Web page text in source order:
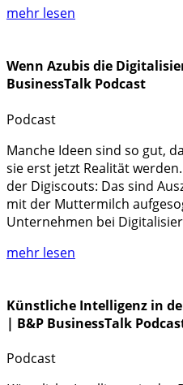
mehr lesen
Wenn Azubis die
BusinessTalk Podcast
Podcast
Manche Ideen sind so gut,
sie erst jetzt Realität
der Digiscouts: Das sind
mit der Muttermilch
Unternehmen bei
mehr lesen
Künstliche Intelligenz in
| B&P BusinessTalk
Podcast